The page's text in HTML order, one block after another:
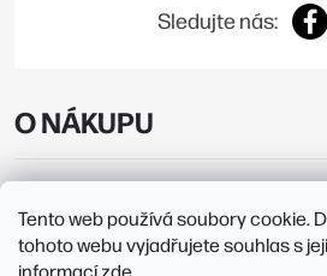
Tento web používá soubory cookie.
tohoto webu vyjadřujete souhlas s
informacízde
O NÁKUPU
Sledujte nás: